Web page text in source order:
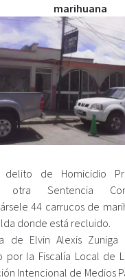
marihuana
de Homicidio
otra Sentencia
44 carrucos de
donde está recluido.
de Elvin Alexis Zuniga
por la Fiscalía Local de
Intencional de Medios